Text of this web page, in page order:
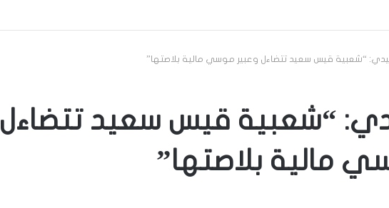
“شعبية قيس سعيد تتضاءل وعبير موسي مالية بلاصتها”
“شعبية قيس سعيد تتضاءل
مالية بلاصتها”